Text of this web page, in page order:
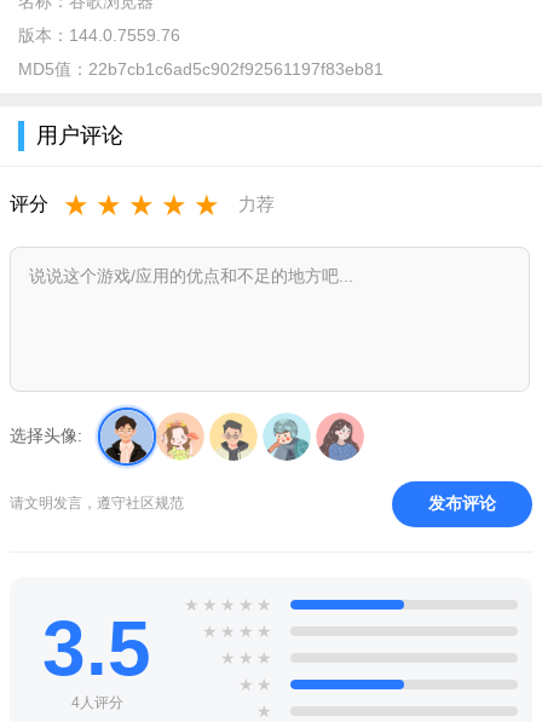
版本： 144.0.7559.76
MD5值： 22b7cb1c6ad5c902f92561197f83eb81
用户评论
评分 ★ ★ ★ ★ ★ 力荐
选择头像:
请文明发言，遵守社区规范 发布评论
3.5
4人评分
★ ★ ★ ★ ★
★ ★ ★ ★
★ ★ ★
★ ★
★